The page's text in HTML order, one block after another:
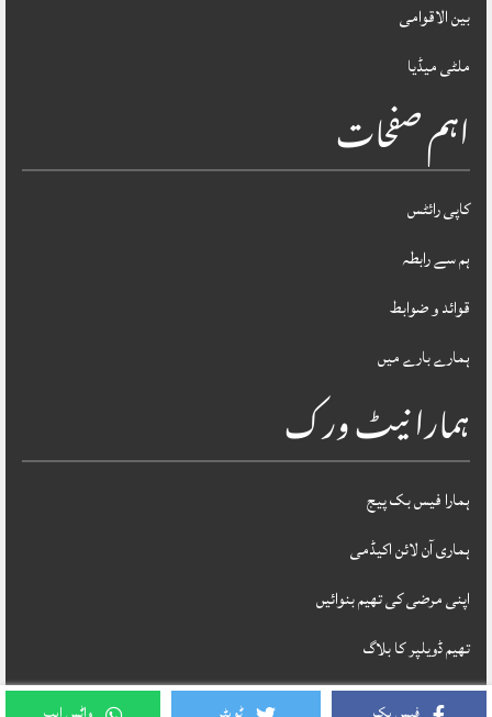
بین الاقوامی
ملٹی میڈیا
اہم صفحات
کاپی رائٹس
ہم سے رابطہ
قوائد و ضوابط
ہمارے بارے میں
ہمارا نیٹ ورک
ہمارا فیس بک پیج
ہماری آن لائن اکیڈمی
اپنی مرضی کی تھیم بنوائیں
تھیم ڈویلپر کا بلاگ